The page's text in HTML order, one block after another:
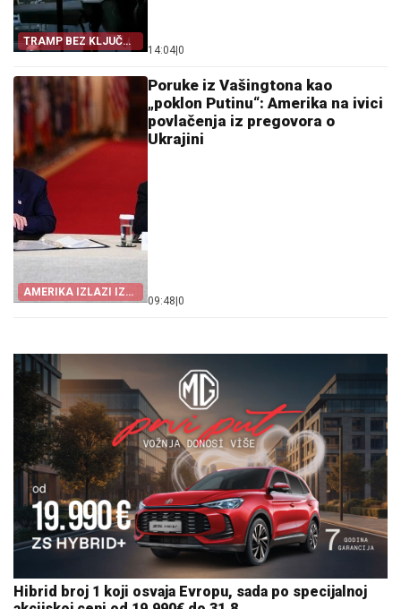
TRAMP BEZ KLJUČNE
POLUGE
14:04 0
AMERIKA IZLAZI IZ
IGRE
Poruke iz Vašingtona kao
„poklon Putinu“: Amerika na ivici
povlačenja iz pregovora o
Ukrajini
09:48 0
Hibrid broj 1 koji osvaja Evropu, sada po specijalnoj